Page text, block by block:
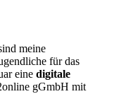
meine
für das
eine digitale
gGmbH mit